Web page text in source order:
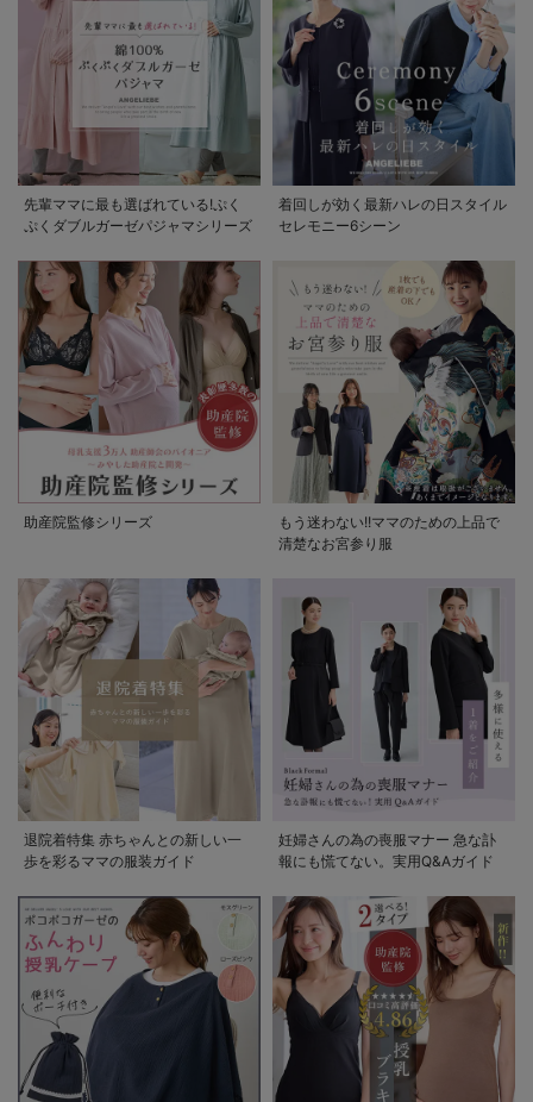
先輩ママに最も選ばれている!ぷく
ぷくダブルガーゼパジャマシリーズ
着回しが効く最新ハレの日スタイル
セレモニー6シーン
助産院監修シリーズ
もう迷わない!!ママのための上品で
清楚なお宮参り服
退院着特集 赤ちゃんとの新しい一
歩を彩るママの服装ガイド
妊婦さんの為の喪服マナー 急な訃
報にも慌てない。実用Q&Aガイド